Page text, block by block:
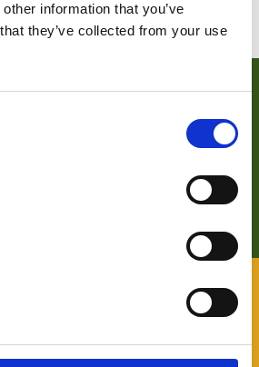
information that you’ve
they’ve collected from your use
ONDERNEMERS
over het bedrijf achter Bezoek De
de button en kom alles te weten over
er allemaal te beleven valt in De
graag persoonlijk advies? Je
Toeristische Informatiepunten.